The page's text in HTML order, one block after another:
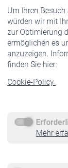
Um Ihren
würden wir mit
zur Optimierung
ermöglichen es
anzuzeigen.
finden Sie hier:
Cookie-Policy
Mehr
Staatliche
Veranstaltungen
Rentner
Rentenbeginn
Rente beantragen
Service
Informationen